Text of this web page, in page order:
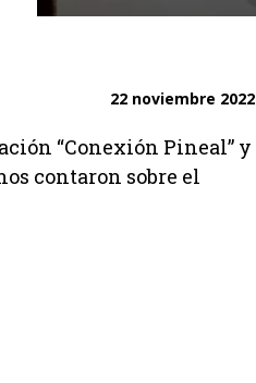
22 noviembre 2022
“Conexión Pineal” y
contaron sobre el